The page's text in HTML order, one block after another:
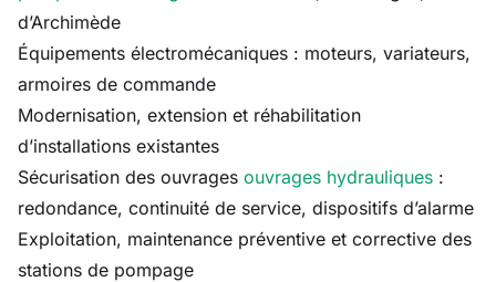
d’Archimède
Équipements électromécaniques : moteurs, variateurs,
armoires de commande
Modernisation, extension et réhabilitation
d’installations existantes
Sécurisation des ouvrages ouvrages hydrauliques :
redondance, continuité de service, dispositifs d’alarme
Exploitation, maintenance préventive et corrective des
stations de pompage